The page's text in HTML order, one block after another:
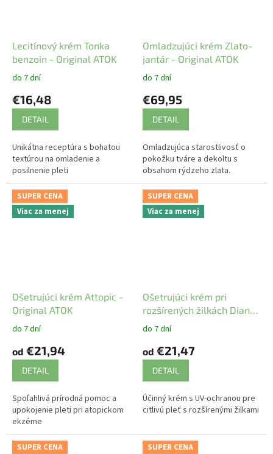
Lecitínový krém Tonka
benzoin - Original ATOK
do 7 dní
€16,48
DETAIL
Unikátna receptúra s bohatou
textúrou na omladenie a
posilnenie pleti
Omladzujúci krém Zlato-
jantár - Original ATOK
do 7 dní
€69,95
DETAIL
Omladzujúca starostlivosť o
pokožku tváre a dekoltu s
obsahom rýdzeho zlata.
SUPER CENA
Viac za menej
Ošetrujúci krém Attopic -
Original ATOK
do 7 dní
od €21,94
DETAIL
Spoľahlivá prírodná pomoc a
upokojenie pleti pri atopickom
ekzéme
SUPER CENA
Viac za menej
Ošetrujúci krém pri
rozšírených žilkách Dianta
OF6 - Original ATOK
do 7 dní
od €21,47
DETAIL
Účinný krém s UV-ochranou pre
citlivú pleť s rozšírenými žilkami
SUPER CENA
SUPER CENA